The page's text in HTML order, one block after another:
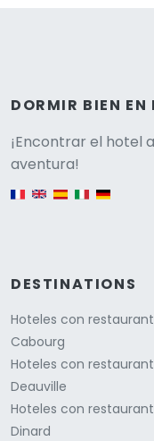
DORMIR BIEN EN
¡Encontrar el hotel
aventura!
DESTINATIONS
Hoteles con
Cabourg
Hoteles con
Deauville
Hoteles con
Dinard